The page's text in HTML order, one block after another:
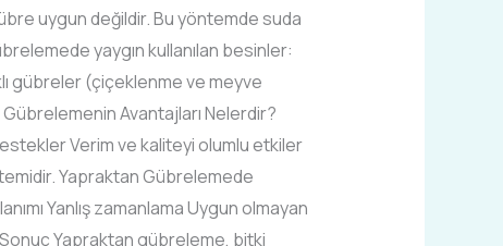
uygun değildir. Bu yöntemde suda
yaygın kullanılan besinler:
gübreler (çiçeklenme ve meyve
Avantajları Nelerdir?
Verim ve kaliteyi olumlu etkiler
Yapraktan Gübrelemede
Yanlış zamanlama Uygun olmayan
Yapraktan gübreleme, bitki